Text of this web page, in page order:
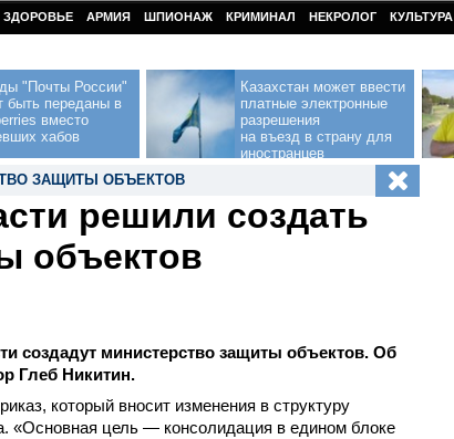
ЗДОРОВЬЕ АРМИЯ ШПИОНАЖ КРИМИНАЛ НЕКРОЛОГ КУЛЬТУРА
"Почты России"
быть переданы в
вместо
хабов
Казахстан может ввести
платные электронные
разрешения
на въезд в страну для
иностранцев
ЗАЩИТЫ ОБЪЕКТОВ
решили создать
объектов
создадут министерство защиты объектов. Об
Глеб Никитин.
который вносит изменения в структуру
«Основная цель — консолидация в едином блоке